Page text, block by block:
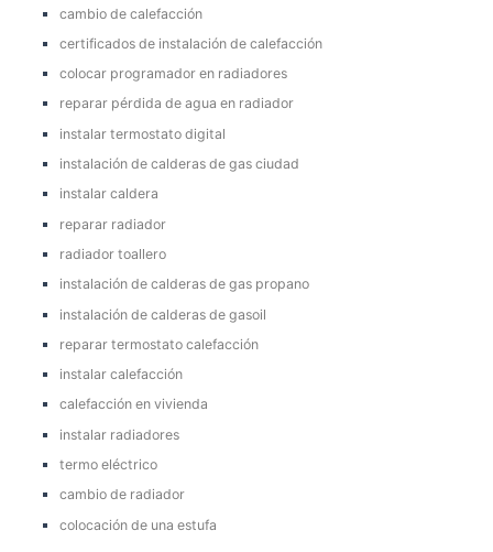
cambio de calefacción
certificados de instalación de calefacción
colocar programador en radiadores
reparar pérdida de agua en radiador
instalar termostato digital
instalación de calderas de gas ciudad
instalar caldera
reparar radiador
radiador toallero
instalación de calderas de gas propano
instalación de calderas de gasoil
reparar termostato calefacción
instalar calefacción
calefacción en vivienda
instalar radiadores
termo eléctrico
cambio de radiador
colocación de una estufa